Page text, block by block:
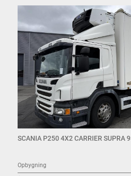
SCANIA P250 4X2 CARRIER SUPRA
Opbygning